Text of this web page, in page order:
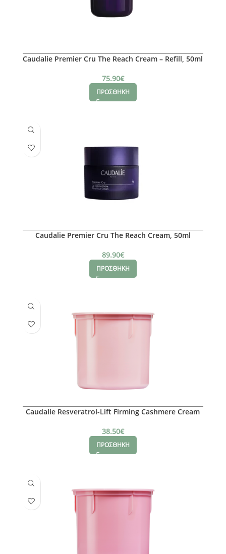
Caudalie Premier Cru The Reach Cream – Refill, 50ml
75.90€
ΠΡΟΣΘΗΚΗ
Caudalie Premier Cru The Reach Cream, 50ml
89.90€
ΠΡΟΣΘΗΚΗ
Caudalie Resveratrol-Lift Firming Cashmere Cream
38.50€
ΠΡΟΣΘΗΚΗ